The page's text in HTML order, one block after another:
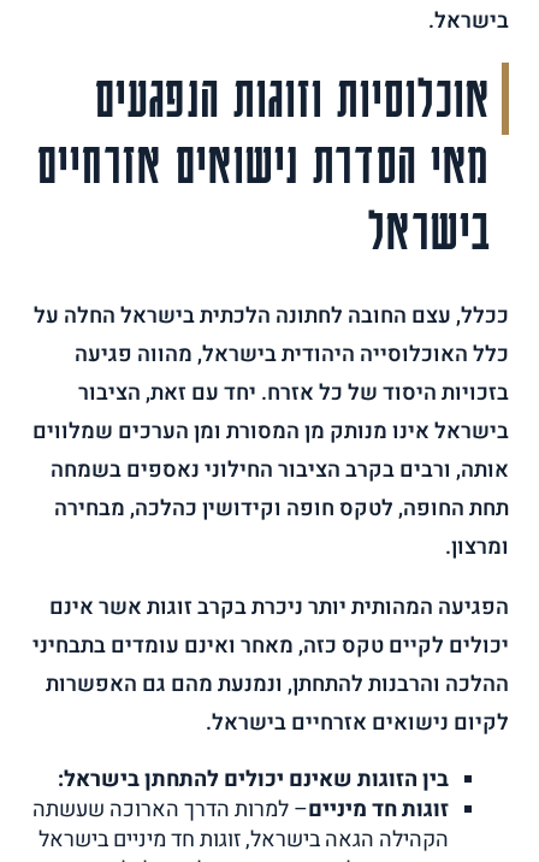
בישראל.
אוכלוסיות וזוגות הנפגעים
מאי הסדרת נישואים אזרחיים
בישראל
ככלל, עצם החובה לחתונה הלכתית בישראל החלה על
כלל האוכלוסייה היהודית בישראל, מהווה פגיעה
בזכויות היסוד של כל אזרח. יחד עם זאת, הציבור
בישראל אינו מנותק מן המסורת ומן הערכים שמלווים
אותה, ורבים בקרב הציבור החילוני נאספים בשמחה
תחת החופה, לטקס חופה וקידושין כהלכה, מבחירה
ומרצון.
הפגיעה המהותית יותר ניכרת בקרב זוגות אשר אינם
יכולים לקיים טקס כזה, מאחר ואינם עומדים בתבחיני
ההלכה והרבנות להתחתן, ונמנעת מהם גם האפשרות
לקיום נישואים אזרחיים בישראל.
בין הזוגות שאינם יכולים להתחתן בישראל:
זוגות חד מיניים– למרות הדרך הארוכה שעשתה
הקהילה הגאה בישראל, זוגות חד מיניים בישראל